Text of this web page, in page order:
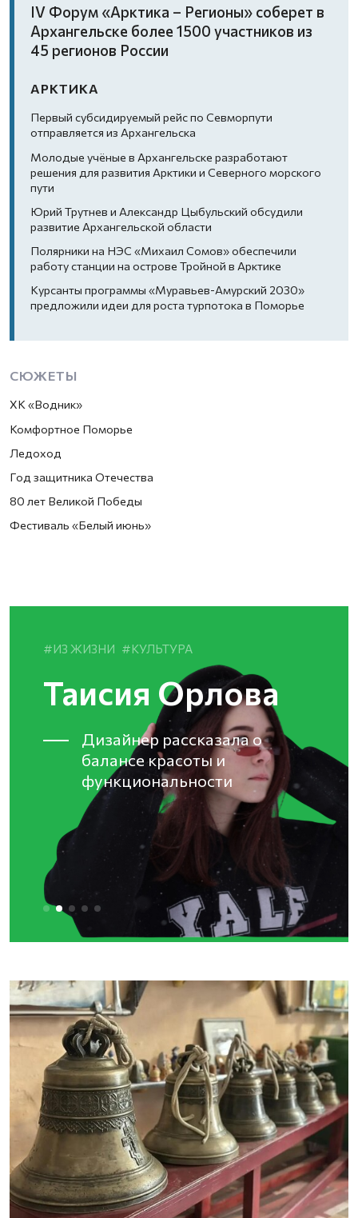
IV Форум «Арктика – Регионы» соберет в
Архангельске более 1500 участников из
45 регионов России
АРКТИКА
Первый субсидируемый рейс по Севморпути
отправляется из Архангельска
Молодые учёные в Архангельске разработают
решения для развития Арктики и Северного морского
пути
Юрий Трутнев и Александр Цыбульский обсудили
развитие Архангельской области
Полярники на НЭС «Михаил Сомов» обеспечили
работу станции на острове Тройной в Арктике
Курсанты программы «Муравьев-Амурский 2030»
предложили идеи для роста турпотока в Поморье
СЮЖЕТЫ
ХК «Водник»
Комфортное Поморье
Ледоход
Год защитника Отечества
80 лет Великой Победы
Фестиваль «Белый июнь»
ИЗ ЖИЗНИ КУЛЬТУРА
Таисия Орлова
Дизайнер рассказала о
балансе красоты и
функциональности